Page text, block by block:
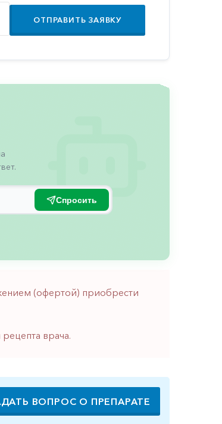
ОТПРАВИТЬ ЗАЯВКУ
Спросить
(офертой) приобрести
врача.
ВОПРОС О ПРЕПАРАТЕ